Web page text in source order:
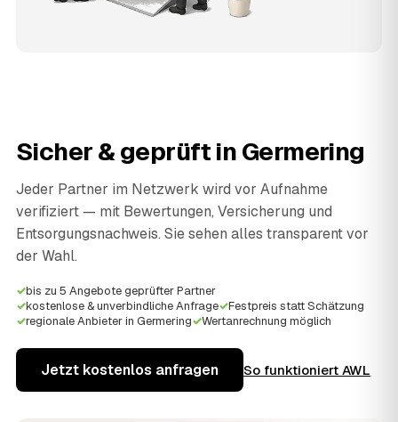
Sicher & geprüft inGermering
Jeder Partner im Netzwerk wird vor Aufnahme
verifiziert — mit Bewertungen, Versicherung und
Entsorgungsnachweis. Sie sehen alles transparent vor
der Wahl.
✓bis zu 5 Angebote geprüfter Partner
✓kostenlose & unverbindliche Anfrage✓Festpreis statt Schätzung
✓regionale Anbieter in Germering✓Wertanrechnung möglich
Jetzt kostenlos anfragen So funktioniert AWL